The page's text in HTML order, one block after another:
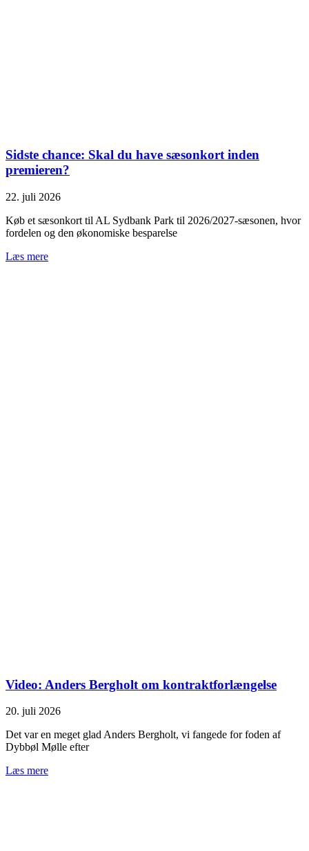
Sidste chance: Skal du have sæsonkort inden
premieren?
22. juli 2026
Køb et sæsonkort til AL Sydbank Park til 2026/2027-sæsonen, hvor
fordelen og den økonomiske besparelse
Læs mere
Video: Anders Bergholt om kontraktforlængelse
20. juli 2026
Det var en meget glad Anders Bergholt, vi fangede for foden af
Dybbøl Mølle efter
Læs mere